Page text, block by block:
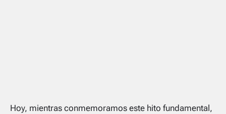
Hoy, mientras conmemoramos este hito fundamental,